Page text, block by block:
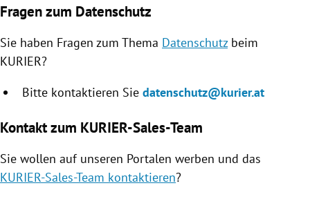
Fragen zum Datenschutz
Sie haben Fragen zum Thema Datenschutzbeim
KURIER?
Bitte kontaktieren Sie datenschutz@kurier.at
Kontakt zum KURIER-Sales-Team
Sie wollen auf unseren Portalen werben und das
KURIER-Sales-Team kontaktieren?